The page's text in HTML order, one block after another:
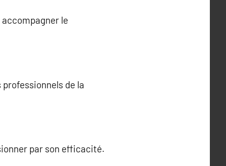
le
de la
par son efficacité.